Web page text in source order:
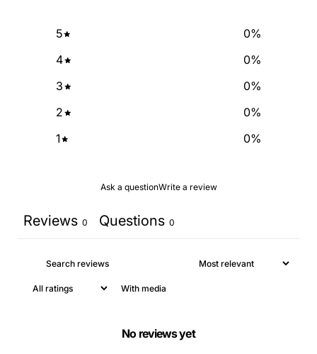
5 0%
4
0%
3
0%
2
0%
1
0%
Ask a questionWrite a review
Reviews 0 Questions 0
With media
No reviews yet